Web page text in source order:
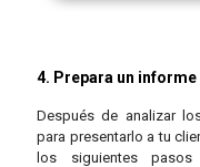
4. Prepara un
Después de analizar
para presentarlo a tu
los siguientes